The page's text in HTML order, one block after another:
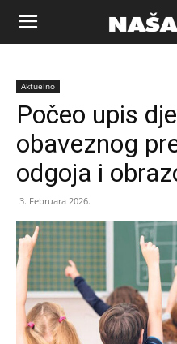
Naša
riječ
Aktuelno
Počeo upis
obaveznog
odgoja i
3. Februara 2026.